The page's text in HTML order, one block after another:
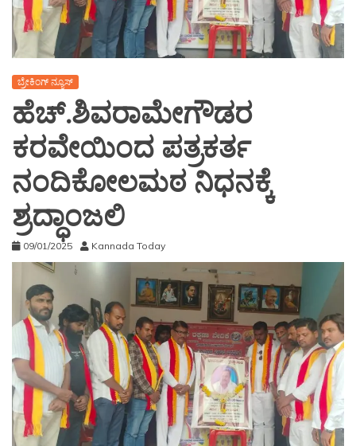
ಬ್ರೇಕಿಂಗ್ ನ್ಯೂಸ್
ಹೆಚ್.ಶಿವರಾಮೇಗೌಡರ
ಕರವೇಯಿಂದ ಪತ್ರಕರ್ತ
ನಂದಿಕೋಲಮಠ ನಿಧನಕ್ಕೆ
ಶ್ರದ್ಧಾಂಜಲಿ
09/01/2025 Kannada Today